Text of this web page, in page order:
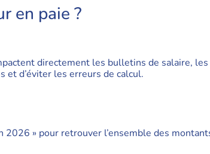
en paie ?
directement les bulletins de salaire,
d’éviter les erreurs de calcul.
2026 » pour retrouver l’ensemble des